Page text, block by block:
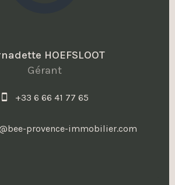
HOEFSLOOT
Gérant
+33 6 66 41 77 65
provence-immobilier.com